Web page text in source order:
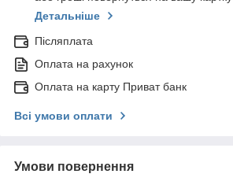
Детальніше
Післяплата
Оплата на рахунок
Оплата на карту Приват банк
Всі умови оплати
Умови повернення